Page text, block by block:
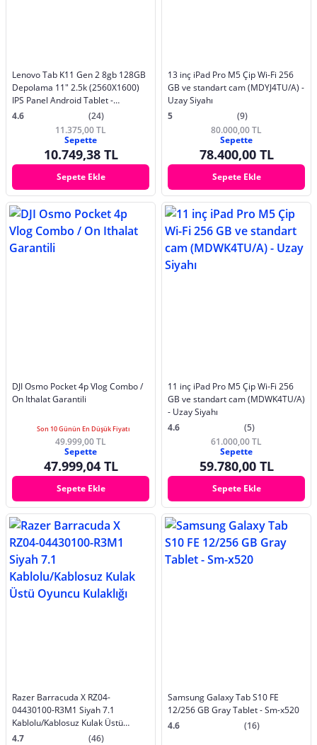
Lenovo Tab K11 Gen 2 8gb 128GB
Depolama 11" 2.5k (2560X1600)
IPS Panel Android Tablet -
ZAFS0134TR + Lenovo Tab Pen
4.6
(24)
11.375,00 TL
Sepette
10.749,38 TL
Sepete Ekle
13 inç iPad Pro M5 Çip Wi-Fi 256
GB ve standart cam (MDYJ4TU/A) -
Uzay Siyahı
5
(9)
80.000,00 TL
Sepette
78.400,00 TL
Sepete Ekle
DJI Osmo Pocket 4p Vlog Combo /
On Ithalat Garantili
Son 10 Günün En Düşük Fiyatı
49.999,00 TL
Sepette
47.999,04 TL
Sepete Ekle
11 inç iPad Pro M5 Çip Wi-Fi 256
GB ve standart cam (MDWK4TU/A)
- Uzay Siyahı
4.6
(5)
61.000,00 TL
Sepette
59.780,00 TL
Sepete Ekle
Razer Barracuda X RZ04-
04430100-R3M1 Siyah 7.1
Kablolu/Kablosuz Kulak Üstü
Oyuncu Kulaklığı
4.7 (46)
Samsung Galaxy Tab S10 FE
12/256 GB Gray Tablet - Sm-x520
4.6
(16)